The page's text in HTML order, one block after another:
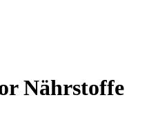
Nährstoffe